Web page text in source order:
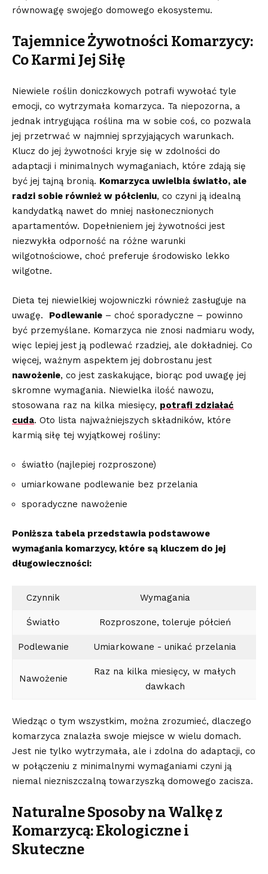
równowagę swojego⁤ domowego ekosystemu.
Tajemnice Żywotności⁢ Komarzycy: ​
Co Karmi Jej Siłę
Niewiele roślin ​doniczkowych potrafi wywołać tyle
emocji, co wytrzymała komarzyca. Ta ​niepozorna,⁢ a
jednak ‍intrygująca roślina ⁤ma w sobie coś, co pozwala
jej⁢ przetrwać ‌w ⁣najmniej sprzyjających warunkach.
Klucz do jej żywotności kryje się w zdolności do
adaptacji i minimalnych wymaganiach, które zdają się
być jej tajną bronią. Komarzyca uwielbia światło, ⁢ale
radzi⁢ sobie również w półcieniu, co ‍czyni ją ​idealną
kandydatką nawet ⁤do mniej nasłonecznionych
apartamentów. Dopełnieniem jej żywotności jest
niezwykła odporność na różne warunki
wilgotnościowe, choć preferuje środowisko lekko⁢
wilgotne.
Dieta tej niewielkiej wojowniczki również zasługuje‌ na
uwagę. ‌ Podlewanie – choć sporadyczne – powinno
być przemyślane.‌ Komarzyca nie znosi nadmiaru wody,
więc lepiej ‌jest ją⁢ podlewać rzadziej, ⁣ale dokładniej. Co
więcej, ważnym aspektem jej dobrostanu jest
nawożenie, co jest zaskakujące, biorąc pod uwagę jej
skromne wymagania. Niewielka ilość nawozu,
stosowana ‌raz na kilka miesięcy, potrafi zdziałać
cuda. Oto lista najważniejszych składników, które
karmią siłę tej wyjątkowej ⁣rośliny:
światło (najlepiej rozproszone)
umiarkowane podlewanie bez przelania
sporadyczne nawożenie
Poniższa tabela⁢ przedstawia podstawowe
wymagania komarzycy,⁣ które są kluczem⁢ do jej
długowieczności:
Czynnik Wymagania
Światło Rozproszone,​ toleruje ⁢półcień
Podlewanie Umiarkowane ‌- unikać​ przelania
Nawożenie
Raz na kilka miesięcy, ‍w małych
dawkach
Wiedząc o tym wszystkim, można zrozumieć, dlaczego
komarzyca znalazła swoje miejsce w wielu domach.
Jest nie tylko wytrzymała, ale i zdolna do adaptacji, co
w połączeniu⁢ z⁣ minimalnymi wymaganiami ‍czyni ją
niemal niezniszczalną towarzyszką domowego zacisza.
Naturalne Sposoby⁤ na Walkę z
Komarzycą:​ Ekologiczne i
Skuteczne